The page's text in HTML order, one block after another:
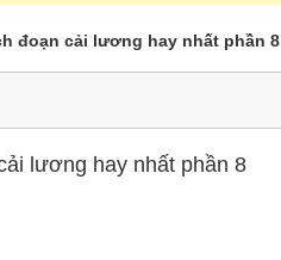
đoạn cải lương hay nhất phần 8
lương hay nhất phần 8